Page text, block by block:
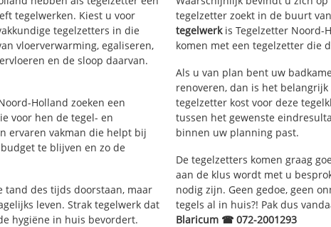
tegelwerken. Kiest u voor
tegelzetters in die
vloerverwarming, egaliseren,
en de sloop daarvan.
Holland zoeken een
voor hen de tegel- en
ervaren vakman die helpt bij
te blijven en zo de
tand des tijds doorstaan, maar
leven. Strak tegelwerk dat
hygiëne in huis bevordert.
tegelzetter zoekt in de buurt
tegelwerkis Tegelzetter Noord-
komen met een tegelzetter die
Als u van plan bent uw
renoveren, dan is het
tegelzetter kost voor deze
tussen het gewenste
binnen uw planning past.
De tegelzetters komen graag
aan de klus wordt met u
nodig zijn. Geen gedoe, geen
tegels al in huis?! Pak dus
Blaricum ☎ 072-2001293